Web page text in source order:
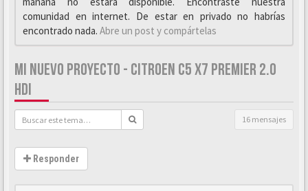
comunidad en internet. De estar en privado no habrías
encontrado nada. Abre un post y compártelas
MI NUEVO PROYECTO - CITROEN C5 X7 PREMIER 2.0
HDI
16 mensajes
Responder